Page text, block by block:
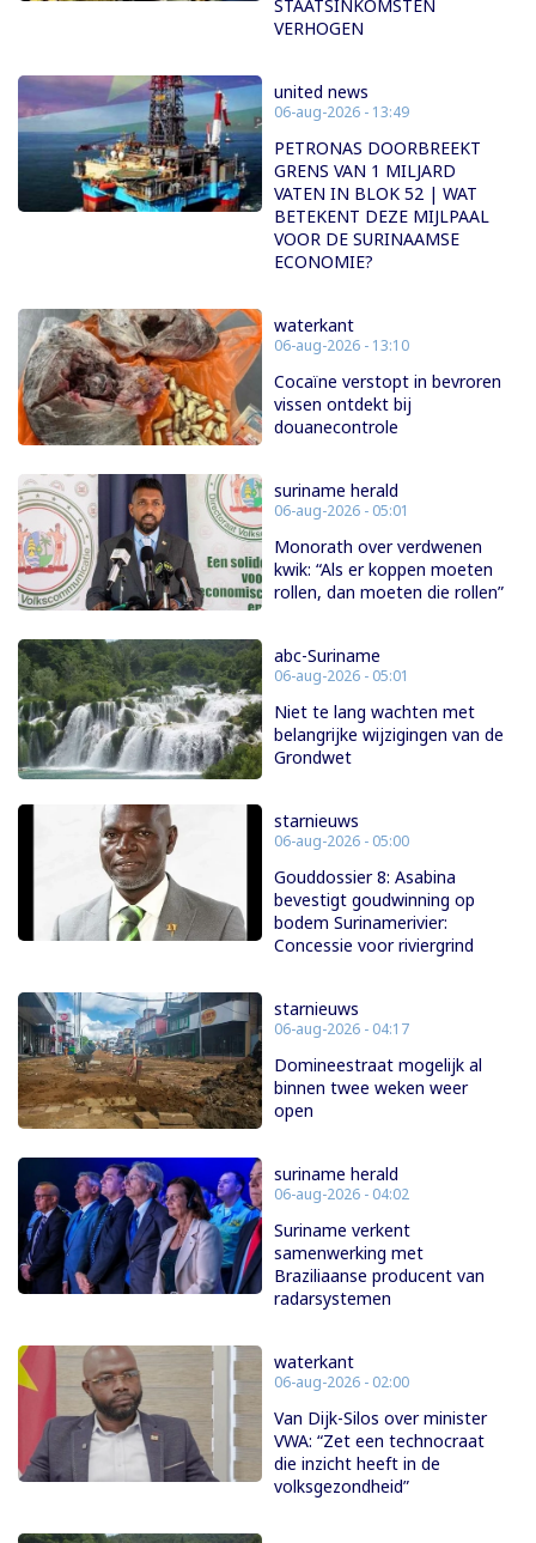
STAATSINKOMSTEN
VERHOGEN
united news
06-aug-2026 - 13:49
PETRONAS DOORBREEKT
GRENS VAN 1 MILJARD
VATEN IN BLOK 52 | WAT
BETEKENT DEZE MIJLPAAL
VOOR DE SURINAAMSE
ECONOMIE?
waterkant
06-aug-2026 - 13:10
Cocaïne verstopt in bevroren
vissen ontdekt bij
douanecontrole
suriname herald
06-aug-2026 - 05:01
Monorath over verdwenen
kwik: “Als er koppen moeten
rollen, dan moeten die rollen”
abc-Suriname
06-aug-2026 - 05:01
Niet te lang wachten met
belangrijke wijzigingen van de
Grondwet
starnieuws
06-aug-2026 - 05:00
Gouddossier 8: Asabina
bevestigt goudwinning op
bodem Surinamerivier:
Concessie voor riviergrind
starnieuws
06-aug-2026 - 04:17
Domineestraat mogelijk al
binnen twee weken weer
open
suriname herald
06-aug-2026 - 04:02
Suriname verkent
samenwerking met
Braziliaanse producent van
radarsystemen
waterkant
06-aug-2026 - 02:00
Van Dijk-Silos over minister
VWA: “Zet een technocraat
die inzicht heeft in de
volksgezondheid”